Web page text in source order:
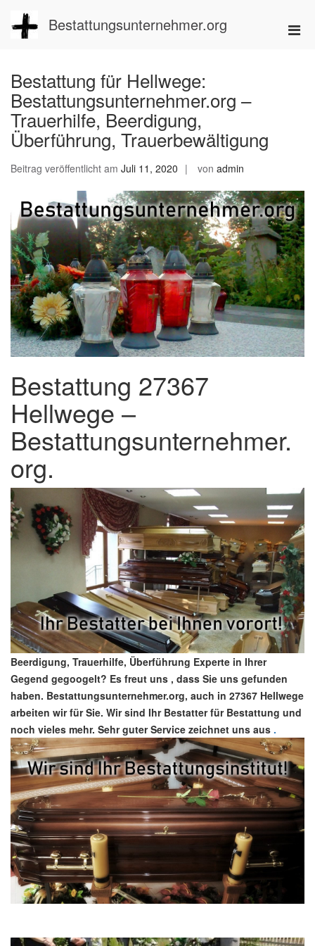
Inhalt
springen
Bestattungsunternehmer.org
Bestattung für Hellwege:
Bestattungsunternehmer.org –
Trauerhilfe, Beerdigung,
Überführung, Trauerbewältigung
Beitrag veröffentlicht am Juli 11, 2020 von admin
Bestattung 27367
Hellwege –
Bestattungsunternehmer.
org.
Beerdigung, Trauerhilfe, Überführung Experte in Ihrer
Gegend gegoogelt? Es freut uns , dass Sie uns gefunden
haben. Bestattungsunternehmer.org, auch in 27367 Hellwege
arbeiten wir für Sie. Wir sind Ihr Bestatter für Bestattung und
noch vieles mehr. Sehr guter Service zeichnet uns aus .